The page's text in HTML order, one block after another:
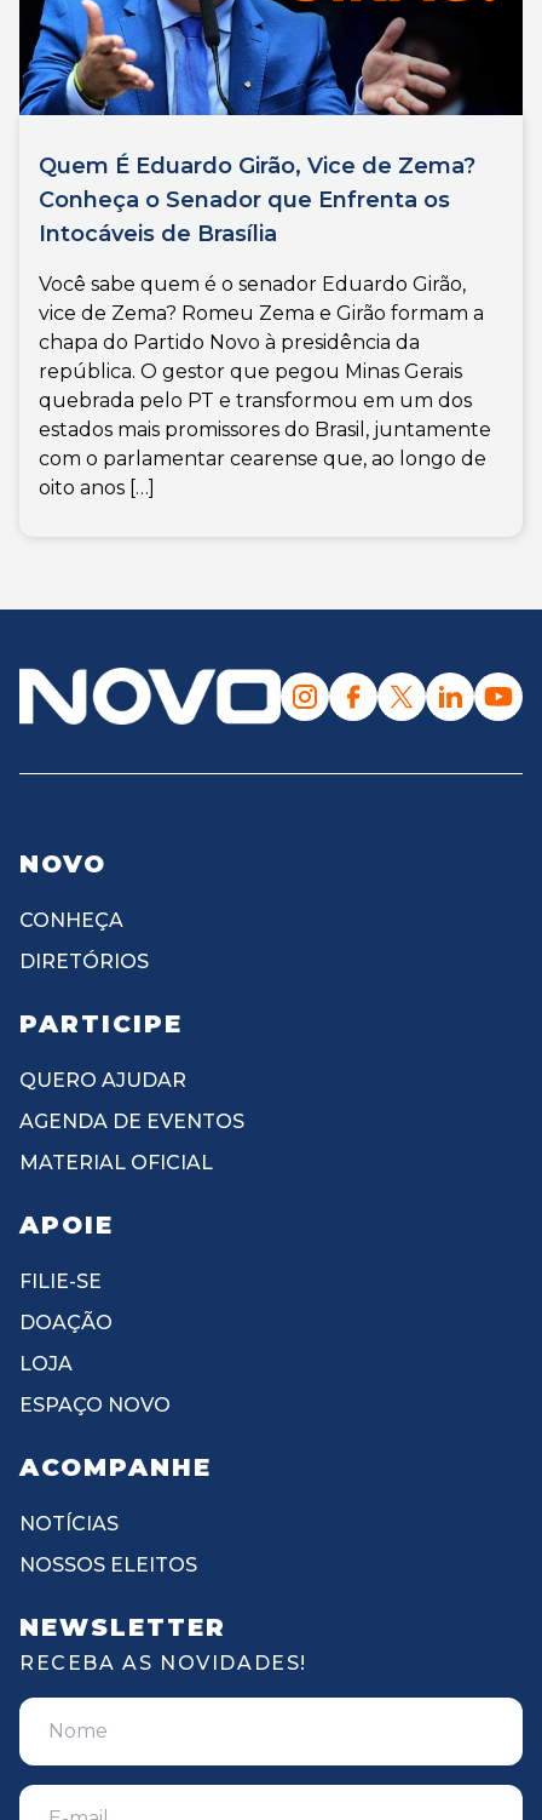
Quem É Eduardo Girão, Vice de Zema?
Conheça o Senador que Enfrenta os
Intocáveis de Brasília
Você sabe quem é o senador Eduardo Girão,
vice de Zema? Romeu Zema e Girão formam a
chapa do Partido Novo à presidência da
república. O gestor que pegou Minas Gerais
quebrada pelo PT e transformou em um dos
estados mais promissores do Brasil, juntamente
com o parlamentar cearense que, ao longo de
oito anos […]
NOVO
CONHEÇA
DIRETÓRIOS
PARTICIPE
QUERO AJUDAR
AGENDA DE EVENTOS
MATERIAL OFICIAL
APOIE
FILIE-SE
DOAÇÃO
LOJA
ESPAÇO NOVO
ACOMPANHE
NOTÍCIAS
NOSSOS ELEITOS
NEWSLETTER
RECEBA AS NOVIDADES!